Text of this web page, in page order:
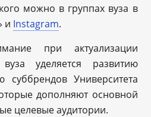
можно в группах вуза в
и Instagram.
при актуализации
уделяется развитию
Университета
дополняют основной
целевые аудитории.